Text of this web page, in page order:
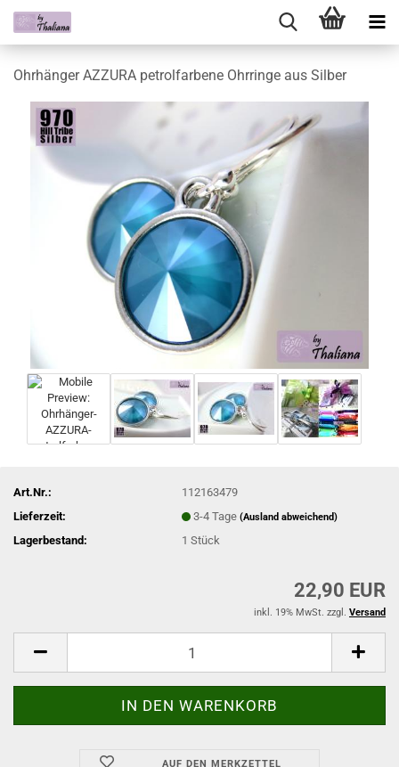
Ohrhänger AZZURA petrolfarbene Ohrringe aus Silber
Art.Nr.:
112163479
Lieferzeit:
3-4 Tage(Ausland abweichend)
Lagerbestand: 1Stück
22,90 EUR
inkl. 19% MwSt. zzgl. Versand
AUF DEN MERKZETTEL